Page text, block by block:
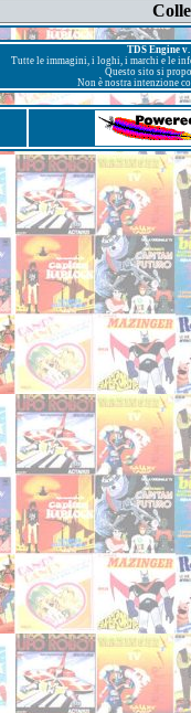
TDS Engine
Tutte le immagini, i loghi, i marchi e le
Questo sito si
Non è nostra intenzione